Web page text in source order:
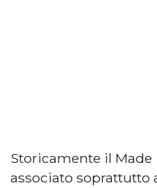
Storicamente il Made
associato soprattutto